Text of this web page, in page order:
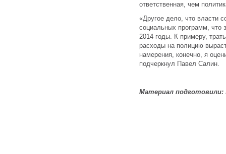
ответственная, чем
«Другое дело, что власти
социальных программ, что
2014 годы. К примеру,
расходы на полицию
намерения, конечно, я
подчеркнул Павел Салин.
Материал подготовили: